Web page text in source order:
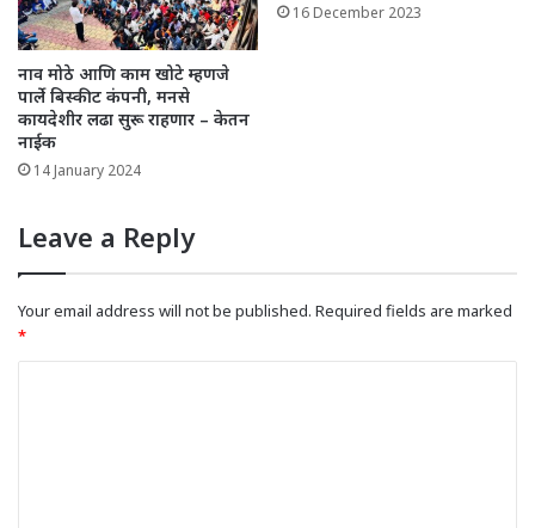
नाव मोठे आणि काम खोटे म्हणजे
पार्ले बिस्कीट कंपनी, मनसे
कायदेशीर लढा सुरू राहणार – केतन
नाईक
14 January 2024
16 December 2023
Leave a Reply
Your email address will not be published. Required fields are marked
*